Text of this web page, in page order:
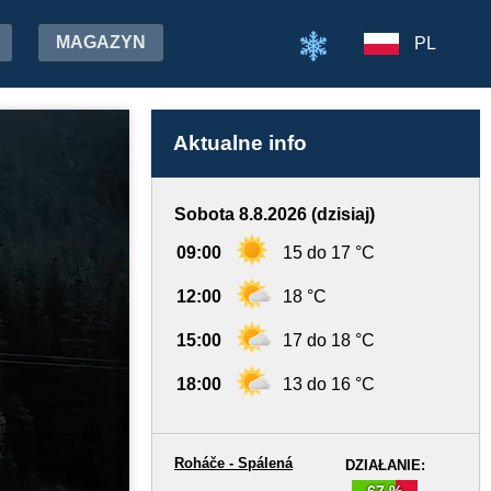
MAGAZYN PL
Aktualne info
Sobota 8.8.2026 (dzisiaj)
09:00 15 do 17 °C
12:00 18 °C
15:00 17 do 18 °C
18:00 13 do 16 °C
DZIAŁANIE:
Roháče - Spálená